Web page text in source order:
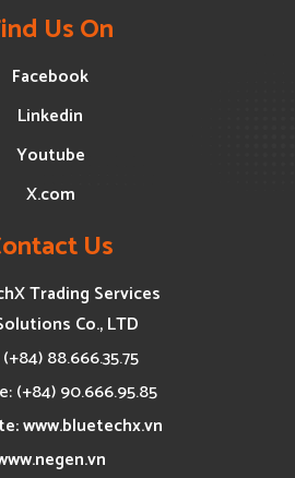
Us On
Facebook
Linkedin
Youtube
X.com
Us
Trading Services
Co., LTD
88.666.35.75
(+84) 90.666.95.85
www.bluetechx.vn